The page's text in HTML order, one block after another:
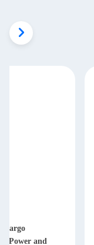
Cargo
Power and